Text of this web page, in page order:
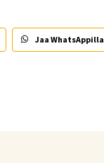
Jaa WhatsAppilla